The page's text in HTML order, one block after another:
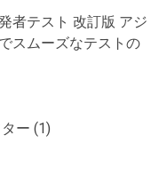
者テスト 改訂版 アジ
スムーズなテストの
ー (1)